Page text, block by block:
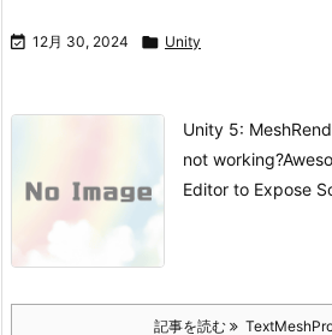
 12月 30, 2024  Unity
Unity 5:
not working?
Editor to Expose
記事を読む